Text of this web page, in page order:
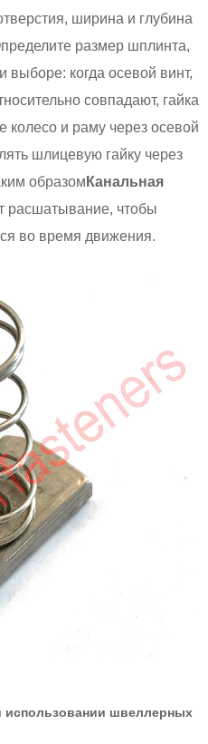
ширина и глубина
размер шплинта,
когда осевой винт,
совпадают, гайка
колесо и раму через осевой
шлицевую гайку через
образом Канальная
расшатывание, чтобы
во время движения.
швеллерных